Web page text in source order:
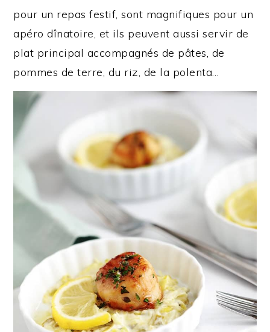
pour un repas festif, sont magnifiques pour un
apéro dînatoire, et ils peuvent aussi servir de
plat principal accompagnés de pâtes, de
pommes de terre, du riz, de la polenta…